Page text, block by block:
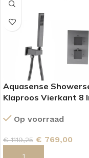
Aquasense
Klaproos Vierkant 8
Op voorraad
€1119,25 € 769,00